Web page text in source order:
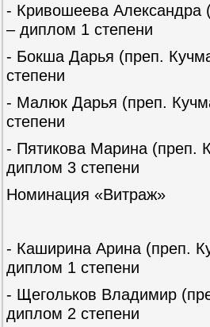
- Кривошеева Александра
– диплом 1 степени
- Бокша Дарья (преп.
степени
- Малюк Дарья (преп.
степени
- Пятикова Марина (преп.
диплом 3 степени
Номинация «Витраж»
7 – 8
- Каширина Арина (преп.
диплом 1 степени
- Щегольков Владимир
диплом 2 степени